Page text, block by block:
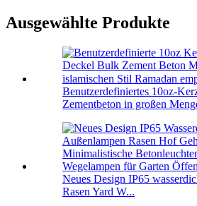
Ausgewählte Produkte
Benutzerdefiniertes 10oz-
Zementbeton in großen
Neues Design IP65
Rasen Yard W...